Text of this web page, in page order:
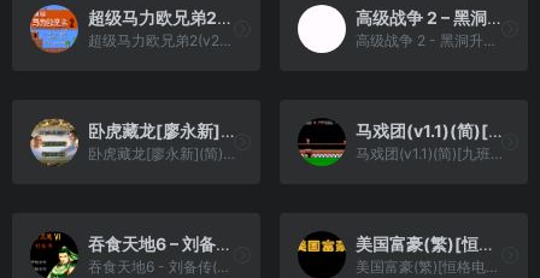
超级马力欧兄弟2(v20230228)(FDS版)(简)[Nokoh+fciq](JP)[ACT](0.75Mb)
超级马力欧兄弟2(v20230228)(FDS版)(简)[Nokoh+fciq](JP)[ACT](0.75Mb)
高级战争 2 – 黑洞升起[Luxin](简)(US)(64Mb)
高级战争 2 - 黑洞升起[Luxin](简)(US)(64Mb)
卧虎藏龙[廖永新](简)(US)(64Mb)
卧虎藏龙[廖永新](简)(US)(64Mb)
马戏团(v1.1)(简)[九班](JP)[ACT](0.18Mb)
马戏团(v1.1)(简)[九班](JP)[ACT](0.18Mb)
吞食天地6 – 刘备传(简)[南晶科技](CN)[RPG](8Mb)
吞食天地6 - 刘备传(简)[南晶科技](CN)[RPG](8Mb)
美国富豪(繁)[恒格电子](CN)[TAB](8Mb)
美国富豪(繁)[恒格电子](CN)[TAB](8Mb)